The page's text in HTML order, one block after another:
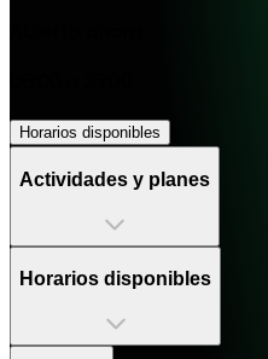
Horarios disponibles
Actividades y planes
Horarios disponibles